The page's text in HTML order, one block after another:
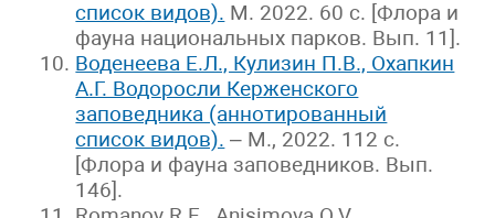
список видов). М. 2022. 60 с. [Флора и
фауна национальных парков. Вып. 11].
Воденеева Е.Л., Кулизин П.В., Охапкин
А.Г. Водоросли Керженского
заповедника (аннотированный
список видов). – М., 2022. 112 с.
[Флора и фауна заповедников. Вып.
146].